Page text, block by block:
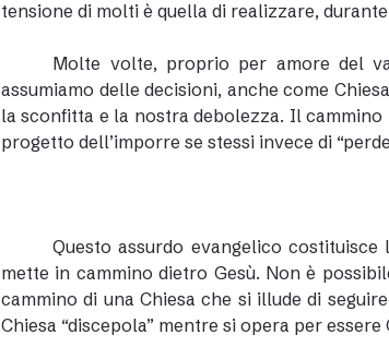
tensione di molti è quella di realizzare,
Molte volte, proprio per amore del
assumiamo delle decisioni, anche come
la sconfitta e la nostra debolezza. Il
progetto dell’imporre se stessi invece di
Questo assurdo evangelico
mette in cammino dietro Gesù. Non è
cammino di una Chiesa che si illude di
Chiesa “discepola” mentre si opera per